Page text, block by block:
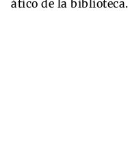
ático de la biblioteca.